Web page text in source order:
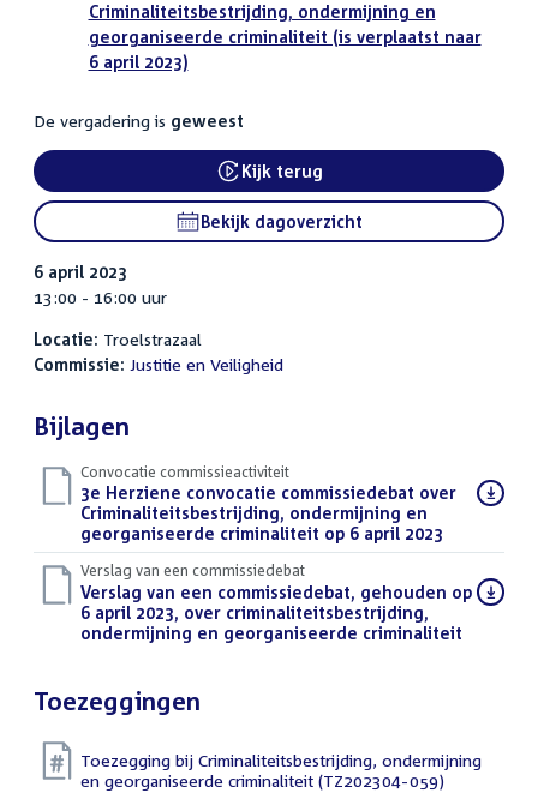
Voortgangsstatus
commissie
Criminaliteitsbestrijding, ondermijning en
georganiseerde criminaliteit (is verplaatst naar
6 april 2023)
De vergadering is geweest
External link:
Kijk terug
Bekijk dagoverzicht
6 april 2023
13:00 - 16:00 uur
Locatie: Troelstrazaal
Commissie: Justitie en Veiligheid
Bijlagen
Convocatie commissieactiviteit
Download
bestand:
3e Herziene convocatie commissiedebat over
Criminaliteitsbestrijding, ondermijning en
georganiseerde criminaliteit op 6 april 2023
Verslag van een commissiedebat
Download
bestand:
Verslag van een commissiedebat, gehouden op
6 april 2023, over criminaliteitsbestrijding,
ondermijning en georganiseerde criminaliteit
Toezeggingen
Toezegging bij Criminaliteitsbestrijding, ondermijning
en georganiseerde criminaliteit (TZ202304-059)